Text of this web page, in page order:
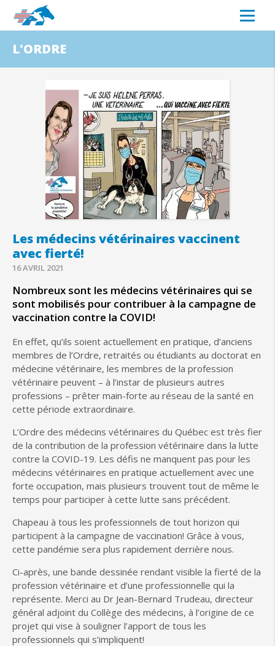
L'ORDRE
Les médecins vétérinaires vaccinent
avec fierté!
16 AVRIL 2021
Nombreux sont les médecins vétérinaires qui se
sont mobilisés pour contribuer à la campagne de
vaccination contre la COVID!
En effet, qu’ils soient actuellement en pratique, d’anciens
membres de l’Ordre, retraités ou étudiants au doctorat en
médecine vétérinaire, les membres de la profession
vétérinaire peuvent – à l’instar de plusieurs autres
professions – prêter main-forte au réseau de la santé en
cette période extraordinaire.
L’Ordre des médecins vétérinaires du Québec est très fier
de la contribution de la profession vétérinaire dans la lutte
contre la COVID-19. Les défis ne manquent pas pour les
médecins vétérinaires en pratique actuellement avec une
forte occupation, mais plusieurs trouvent tout de même le
temps pour participer à cette lutte sans précédent.
Chapeau à tous les professionnels de tout horizon qui
participent à la campagne de vaccination! Grâce à vous,
cette pandémie sera plus rapidement derrière nous.
Ci-après, une bande dessinée rendant visible la fierté de la
profession vétérinaire et d’une professionnelle qui la
représente. Merci au Dr Jean-Bernard Trudeau, directeur
général adjoint du Collège des médecins, à l’origine de ce
projet qui vise à souligner l’apport de tous les
professionnels qui s’impliquent!